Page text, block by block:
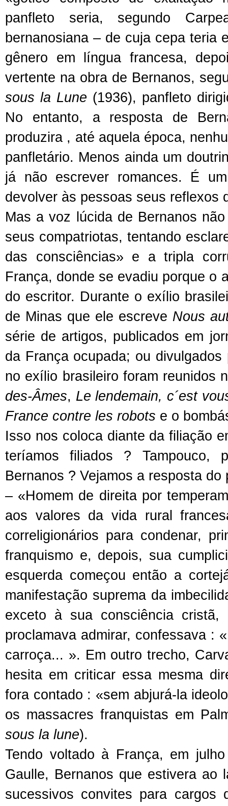
panfleto seria, segundo
bernanosiana – de cuja cepa teria
gênero em língua francesa,
vertente na obra de Bernanos,
sous la Lune (1936), panfleto
No entanto, a resposta de
produzira , até aquela época,
panfletário. Menos ainda um
já não escrever romances. É
devolver às pessoas seus reflexos
Mas a voz lúcida de Bernanos
seus compatriotas, tentando
das consciências» e a tripla
França, donde se evadiu porque o
do escritor. Durante o exílio
de Minas que ele escreve Nous
série de artigos, publicados em
da França ocupada; ou
no exílio brasileiro foram reunidos
des-Âmes, Le lendemain, c´est
France contre les robots e o
Isso nos coloca diante da filiação
teríamos filiados ? Tampouco,
Bernanos ? Vejamos a resposta
– «Homem de direita por
aos valores da vida rural
correligionários para condenar,
franquismo e, depois, sua
esquerda começou então a
manifestação suprema da
exceto à sua consciência
proclamava admirar, confessava :
carroça... ». Em outro trecho,
hesita em criticar essa mesma
fora contado : «sem abjurá-la
os massacres franquistas em
sous la lune).
Tendo voltado à França, em
Gaulle, Bernanos que estivera ao
sucessivos convites para cargos